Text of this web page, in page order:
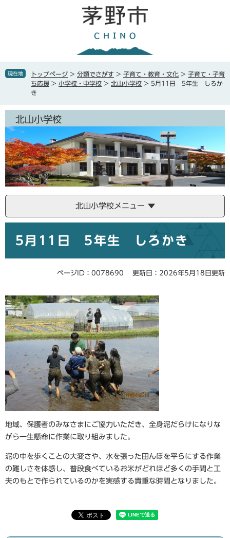
で
ば現在地 トップページ > 分類でさがす > 子育て・教育・文化 > 子育て・子育
ち応援 > 小学校・中学校 > 北山小学校 > 5月11日 5年生 しろか
き
北山小学校
北山小学校メニュー
5月11日 5年生 しろかき
ページID：0078690 更新日：2026年5月18日更新
地域、保護者のみなさまにご協力いただき、全身泥だらけになりな
がら一生懸命に作業に取り組みました。
泥の中を歩くことの大変さや、水を張った田んぼを平らにする作業
の難しさを体感し、普段食べているお米がどれほど多くの手間と工
夫のもとで作られているのかを実感する貴重な時間となりました。